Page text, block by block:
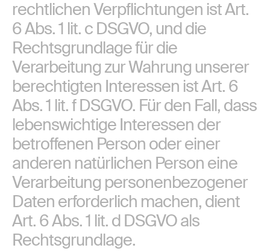
rechtlichen Verpflichtungen ist Art.
6 Abs. 1 lit. c DSGVO, und die
Rechtsgrundlage für die
Verarbeitung zur Wahrung unserer
berechtigten Interessen ist Art. 6
Abs. 1 lit. f DSGVO. Für den Fall, dass
lebenswichtige Interessen der
betroffenen Person oder einer
anderen natürlichen Person eine
Verarbeitung personenbezogener
Daten erforderlich machen, dient
Art. 6 Abs. 1 lit. d DSGVO als
Rechtsgrundlage.